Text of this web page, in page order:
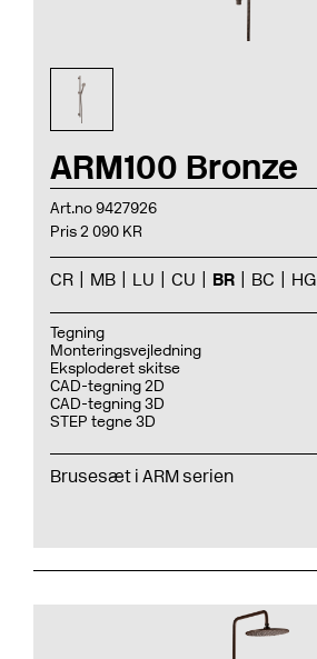
ARM100 Bronze
Art.no 9427926
Pris 2 090 KR
CR MB LU CU BR BC HG
Tegning
Monteringsvejledning
Eksploderet skitse
CAD-tegning 2D
CAD-tegning 3D
STEP tegne 3D
Brusesæt i ARM serien